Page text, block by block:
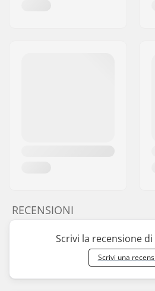
RECENSIONI
Scrivi la recensione
Scrivi una